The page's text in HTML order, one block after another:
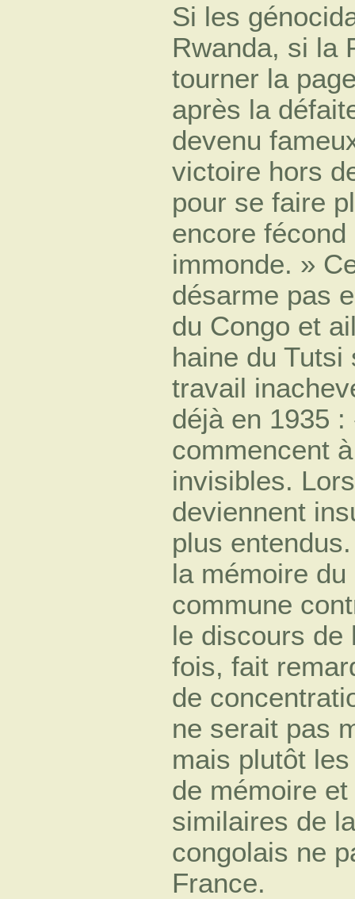
Si les
Rwanda, si la
tourner la
après la
devenu
victoire hors
pour se faire
encore
immonde. »
désarme pas
du Congo et
haine du Tutsi
travail
déjà en 1935
commencent
invisibles.
deviennent
plus
la mémoire
commune
le discours de
fois, fait
de
ne serait pas
mais plutôt
de mémoire
similaires de
congolais ne
France.